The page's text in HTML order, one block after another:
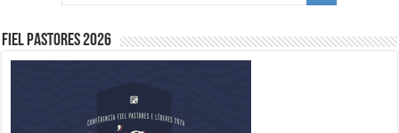
Fiel Pastores 2026